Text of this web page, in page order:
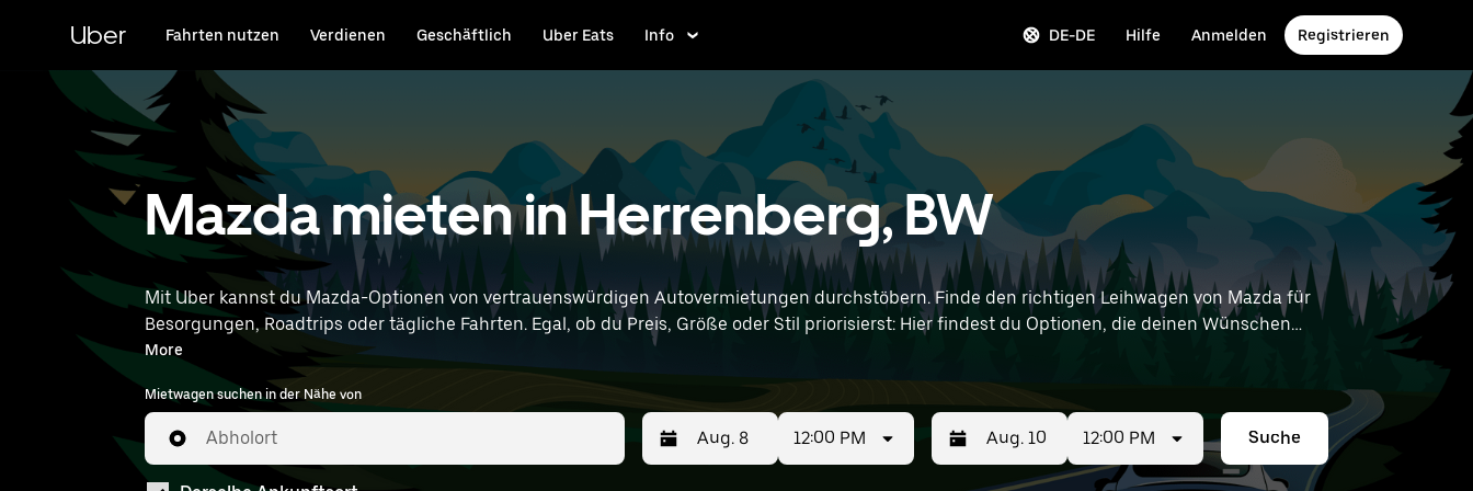
HauptinhaltUber Fahrten nutzen Verdienen Geschäftlich Uber Eats Info DE-DE Hilfe Anmelden Registrieren
Mazda mieten in Herrenberg, BW
Mit Uber kannst du Mazda-Optionen von vertrauenswürdigen Autovermietungen durchstöbern. Finde den richtigen Leihwagen von Mazda für
Besorgungen, Roadtrips oder tägliche Fahrten. Egal, ob du Preis, Größe oder Stil priorisierst: Hier findest du Optionen, die deinen Wünschen
entsprechen. Gib deine Zeit- und Standortangaben (z. B. Stuttgart Airport) ein, um Mazda-Vermietungen in deiner Nähe zu finden.
More
Mietwagen suchen in der Nähe von
Abholort 12:00 PM 12:00 PM Suche